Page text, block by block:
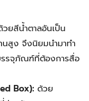
วยสีน้ำตาลอันเป็น
สูง จึงนิยมนำมาทำ
รจุภัณฑ์ที่ต้องการสื่อ
Box): ด้วย